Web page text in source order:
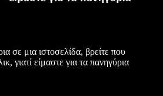
σε μια ιστοσελίδα, βρείτε που
γιατί είμαστε για τα πανηγύρια